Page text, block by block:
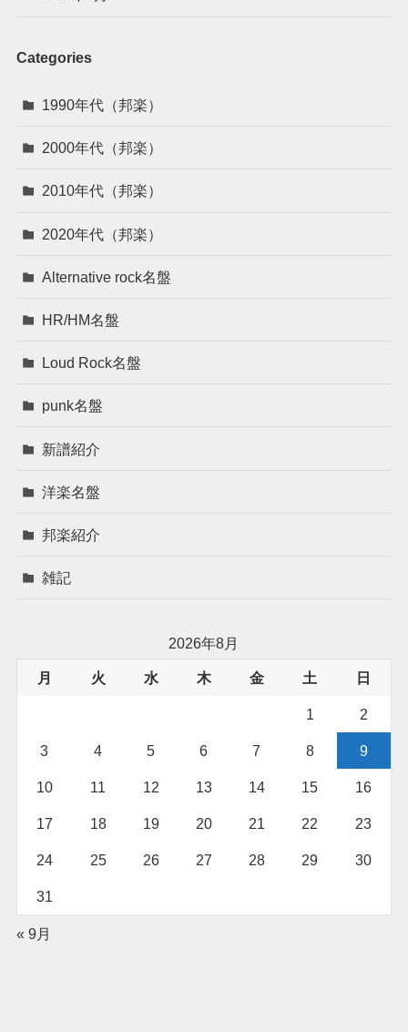
Categories
1990年代（邦楽）
2000年代（邦楽）
2010年代（邦楽）
2020年代（邦楽）
Alternative rock名盤
HR/HM名盤
Loud Rock名盤
punk名盤
新譜紹介
洋楽名盤
邦楽紹介
雑記
2026年8月
月 火 水 木 金 土 日
1 2
3 4 5 6 7 8 9
10 11 12 13 14 15 16
17 18 19 20 21 22 23
24 25 26 27 28 29 30
31
« 9月